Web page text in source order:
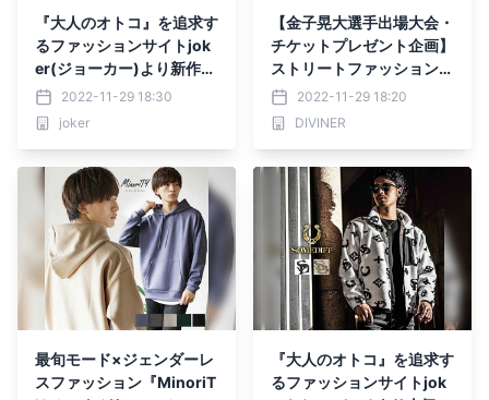
『大人のオトコ』を追求す
るファッションサイトjok
er(ジョーカー)より新作ア
イテム4点が11月29日より
販売！
2022-11-29 18:30
joker
【金子晃大選手出場大会・
チケットプレゼント企画】
ストリートファッションブ
ランド『DIVINER（ディバ
イナー）』で11月29日よ
り開始！
2022-11-29 18:20
DIVINER
最旬モード×ジェンダーレ
スファッション『MinoriT
『大人のオトコ』を追求す
るファッションサイトjok